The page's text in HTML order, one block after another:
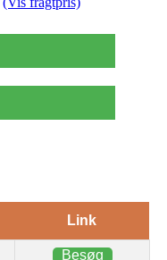
Link
Besøg